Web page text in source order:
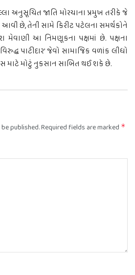
અનુસૂચિત જાતિ મોરચાના પ્રમુખ તરીકે જે
છે, તેની સામે કિરીટ પટેલના સમર્થકોને
મેવાણી આ નિમણૂકના પક્ષમાં છે. પક્ષના
પાટીદાર’ જેવો સામાજિક વળાંક લીધો
માટે મોટું નુકસાન સાબિત થઈ શકે છે.
published.Required fields are marked *